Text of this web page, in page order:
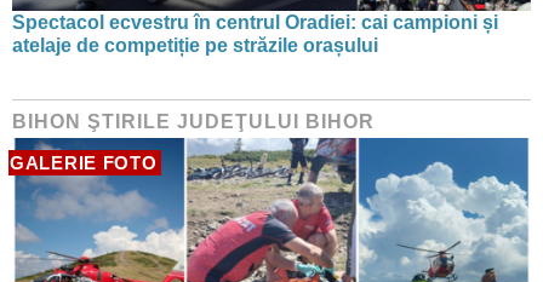
Spectacol ecvestru în centrul Oradiei: cai campioni și
atelaje de competiție pe străzile orașului
BIHON ŞTIRILE JUDEŢULUI BIHOR
GALERIE FOTO